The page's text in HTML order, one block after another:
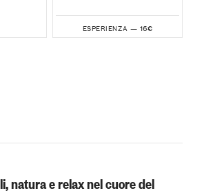
ESPERIENZA — 16€
natura e relax nel cuore del